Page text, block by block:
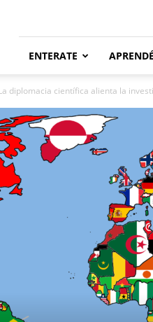
ENTERATE APRENDÉ
diplomacia científica alienta la